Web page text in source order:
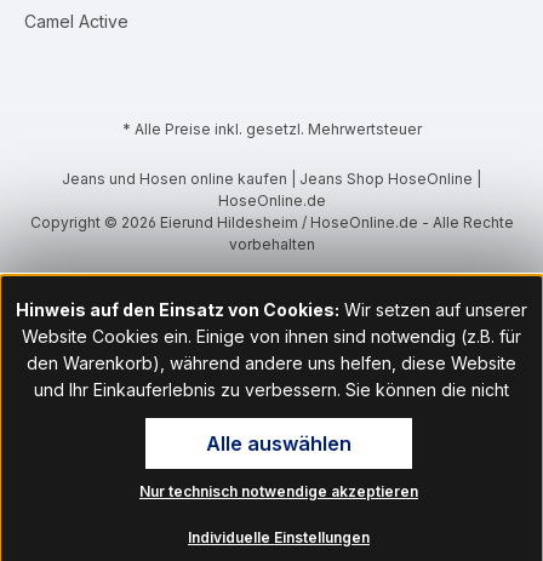
Camel Active
* Alle Preise inkl. gesetzl. Mehrwertsteuer
Jeans und Hosen online kaufen | Jeans Shop HoseOnline |
HoseOnline.de
Copyright © 2026 Eierund Hildesheim / HoseOnline.de - Alle Rechte
vorbehalten
Hinweis auf den Einsatz von Cookies: Wir setzen auf unserer
Website Cookies ein. Einige von ihnen sind notwendig (z.B. für
den Warenkorb), während andere uns helfen, diese Website
und Ihr Einkauferlebnis zu verbessern. Sie können die nicht
notwendigen Cookies mit Klick auf „OK“ akzeptieren oder per
Klick auf "Nur technisch notwendige akzeptieren" ablehnen. Den
Zugang zu den Cookie-Einstellungen finden Sie im Fußbereich
unserer Website im Menüpunkt „Informationen“. Dort können Sie
Nur technisch notwendige akzeptieren
Individuelle Einstellungen
Alle auswählen